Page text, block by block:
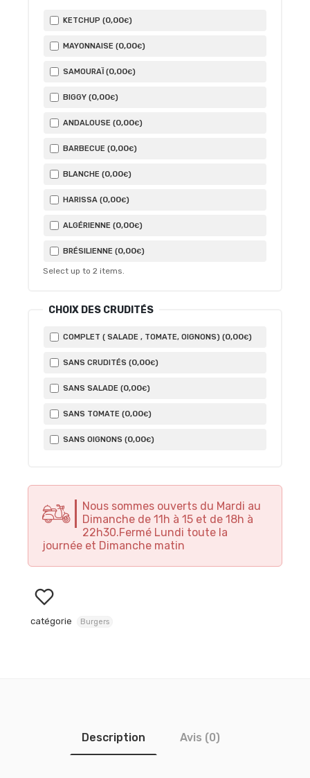
KETCHUP (0,00€)
MAYONNAISE (0,00€)
SAMOURAÏ (0,00€)
BIGGY (0,00€)
ANDALOUSE (0,00€)
BARBECUE (0,00€)
BLANCHE (0,00€)
HARISSA (0,00€)
ALGÉRIENNE (0,00€)
BRÉSILIENNE (0,00€)
Select up to 2 items.
CHOIX DES CRUDITÉS
COMPLET ( SALADE , TOMATE, OIGNONS) (0,00€)
SANS CRUDITÉS (0,00€)
SANS SALADE (0,00€)
SANS TOMATE (0,00€)
SANS OIGNONS (0,00€)
Nous sommes ouverts du Mardi au
Dimanche de 11h à 15 et de 18h à
22h30.Fermé Lundi toute la
journée et Dimanche matin
catégorie Burgers
Description Avis (0)